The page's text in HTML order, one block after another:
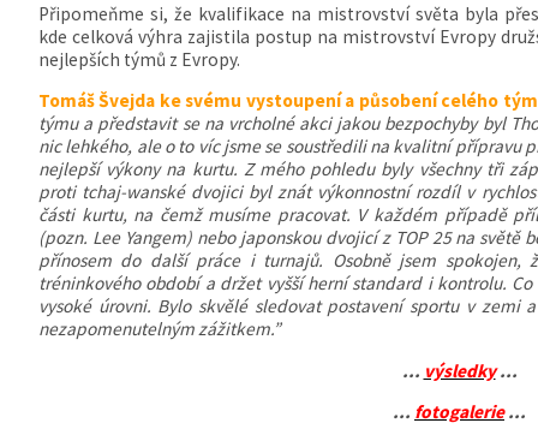
Připomeňme si, že kvalifikace na mistrovství světa byla
kde celková výhra zajistila postup na mistrovství Evropy
nejlepších týmů z Evropy.
Tomáš Švejda ke svému vystoupení a působení celého
týmu a představit se na vrcholné akci jakou bezpochyby byl
nic lehkého, ale o to víc jsme se soustředili na kvalitní přípravu
nejlepší výkony na kurtu. Z mého pohledu byly všechny tři
proti tchaj-wanské dvojici byl znát výkonnostní rozdíl v
části kurtu, na čemž musíme pracovat. V každém případě
(pozn. Lee Yangem) nebo japonskou dvojicí z TOP 25 na
přínosem do další práce i turnajů. Osobně jsem
tréninkového období a držet vyšší herní standard i kontrolu.
vysoké úrovni. Bylo skvělé sledovat postavení sportu v
nezapomenutelným zážitkem.”
... výsledky...
... fotogalerie...